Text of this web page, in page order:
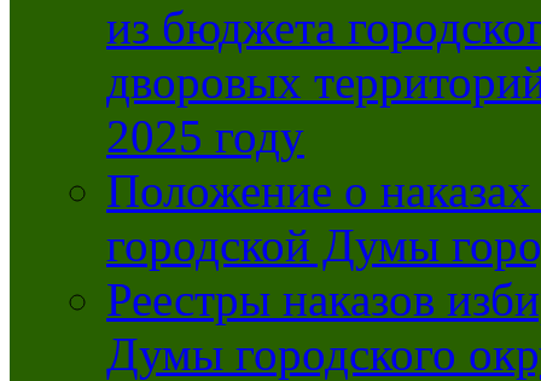
из бюджета
дворовых
2025 году
Положение о
городской Думы
Реестры наказов
Думы городского